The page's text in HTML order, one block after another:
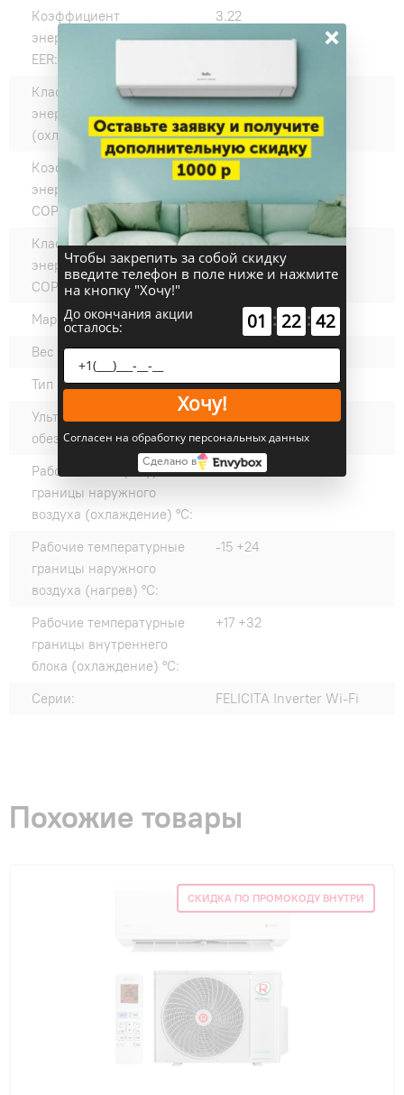
Коэффициент
энергоэффективности
EER:
3.22
Класс
энергоэффективности EER
(охлаждение):
A
Коэффициент
энергоэффективности
COP:
3.63
Класс
энергоэффективности
COP (нагрев):
A
Марка компрессора:
GMCC
Вес внешнего блока, кг:
43.9
Тип компрессора:
Ротационный
Ультрафиолетовое
обеззараживание:
нет
Рабочие температурные
границы наружного
воздуха (охлаждение) °C:
-15 +50
Рабочие температурные
границы наружного
воздуха (нагрев) °C:
-15 +24
Рабочие температурные
границы внутреннего
блока (охлаждение) °C:
+17 +32
Серии: FELICITA Inverter Wi-Fi
Похожие товары
СКИДКА ПО ПРОМОКОДУ ВНУТРИ
×
Чтобы закрепить за собой скидку
введите телефон в поле ниже и нажмите
на кнопку "Хочу!"
До окончания акции
осталось: 01 : 22 : 41
Хочу!
Согласен на обработку персональных данных
Сделано в